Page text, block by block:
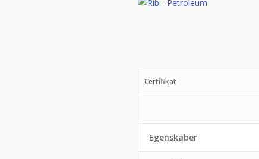
Certifikat
Egenskaber